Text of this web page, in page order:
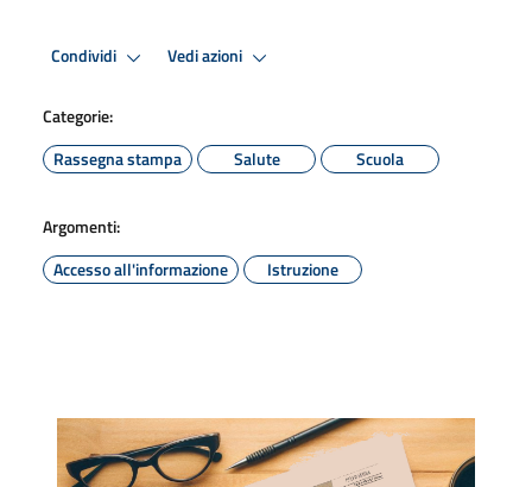
Condividi Vedi azioni
Categorie:
Rassegna stampa
Salute Scuola
Argomenti:
Accesso all'informazione
Istruzione